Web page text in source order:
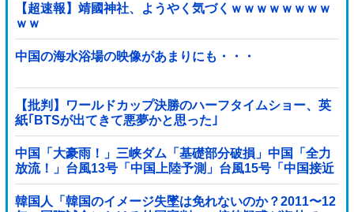
【超速報】靖國神社、ようやく気づくｗｗｗｗｗｗｗｗ
ｗｗ
中国の海水浴場の映像があまりにも・・・
【批判】ワールドカップ決勝のハーフタイムショー、英
紙｢BTSが出てきて悪夢かと思った｣
中国「大豪雨！」三峡ダム「基礎部分破損」中国「全力
放流！」台風13号「中国上陸予測」台風15号「中国接近
（画像」中国「台風同時上陸！（穀物生産が壊滅危機」
→
韓国人「韓国のイメージ失墜は免れないのか？2011〜12